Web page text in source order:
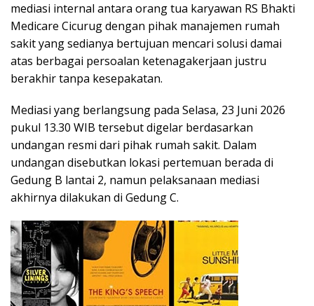
mediasi internal antara orang tua karyawan RS Bhakti
Medicare Cicurug dengan pihak manajemen rumah
sakit yang sedianya bertujuan mencari solusi damai
atas berbagai persoalan ketenagakerjaan justru
berakhir tanpa kesepakatan.
Mediasi yang berlangsung pada Selasa, 23 Juni 2026
pukul 13.30 WIB tersebut digelar berdasarkan
undangan resmi dari pihak rumah sakit. Dalam
undangan disebutkan lokasi pertemuan berada di
Gedung B lantai 2, namun pelaksanaan mediasi
akhirnya dilakukan di Gedung C.